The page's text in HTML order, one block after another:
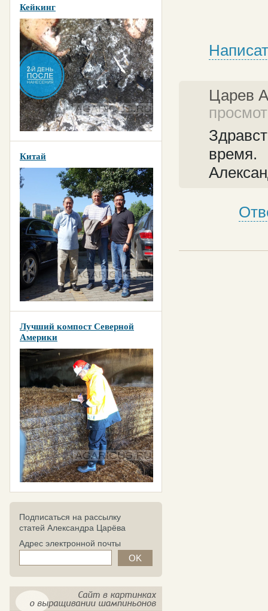
Кейкинг
Китай
Лучший компост Северной
Америки
Подписаться на рассылку
статей Александра Царёва
Адрес электронной почты
Царев
время.